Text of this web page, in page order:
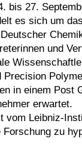
bis 27.
es sich um
und
in einem Post
erwartet.
vom Leibniz-
zu